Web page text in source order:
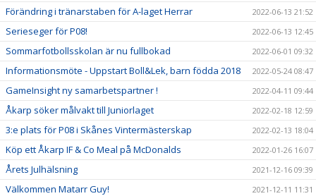
Förändring i tränarstaben för A-laget Herrar 2022-06-13 21:52
Serieseger för P08! 2022-06-13 12:45
Sommarfotbollsskolan är nu fullbokad 2022-06-01 09:32
Informationsmöte - Uppstart Boll&Lek, barn födda 2018 2022-05-24 08:47
GameInsight ny samarbetspartner ! 2022-04-11 09:44
Åkarp söker målvakt till Juniorlaget 2022-02-18 12:59
3:e plats för P08 i Skånes Vintermästerskap 2022-02-13 18:04
Köp ett Åkarp IF & Co Meal på McDonalds 2022-01-26 16:07
Årets Julhälsning 2021-12-16 09:39
Välkommen Matarr Guy! 2021-12-11 11:31